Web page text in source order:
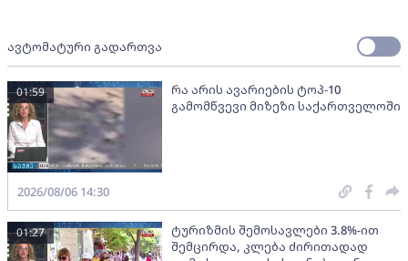
ავტომატური გადართვა
რა არის ავარიების ტოპ-10
გამომწვევი მიზეზი საქართველოში
01:59
2026/08/06 14:30
ტურიზმის შემოსავლები 3.8%-ით
შემცირდა, კლება ძირითადად
01:27